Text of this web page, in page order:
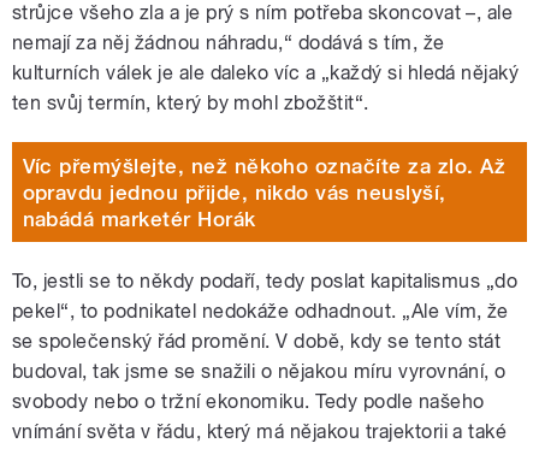
strůjce všeho zla a je prý s ním potřeba skoncovat –, ale
nemají za něj žádnou náhradu,“ dodává s tím, že
kulturních válek je ale daleko víc a „každý si hledá nějaký
ten svůj termín, který by mohl zbožštit“.
Víc přemýšlejte, než někoho označíte za zlo. Až
opravdu jednou přijde, nikdo vás neuslyší,
nabádá marketér Horák
To, jestli se to někdy podaří, tedy poslat kapitalismus „do
pekel“, to podnikatel nedokáže odhadnout. „Ale vím, že
se společenský řád promění. V době, kdy se tento stát
budoval, tak jsme se snažili o nějakou míru vyrovnání, o
svobody nebo o tržní ekonomiku. Tedy podle našeho
vnímání světa v řádu, který má nějakou trajektorii a také